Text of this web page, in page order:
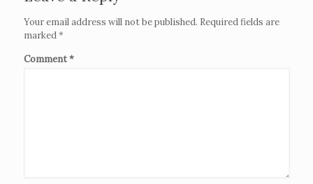
Your email address will not be published. Required fields are
marked*
Comment*